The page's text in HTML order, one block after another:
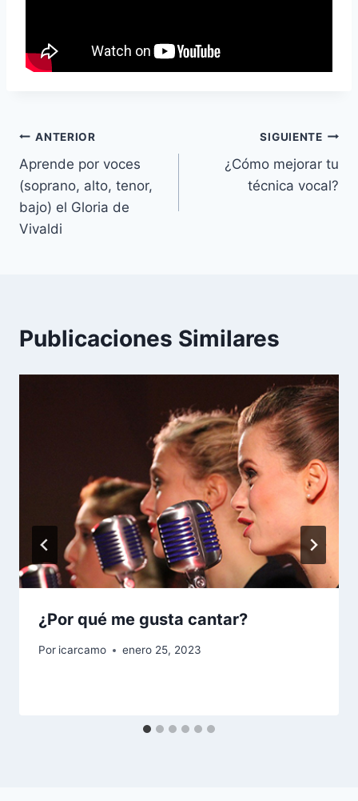
Navegación
de
entradas
ANTERIOR
Aprende por voces
(soprano, alto, tenor,
bajo) el Gloria de
Vivaldi
SIGUIENTE
¿Cómo mejorar tu
técnica vocal?
Publicaciones Similares
¿Por qué me gusta cantar?
Por icarcamo enero 25, 2023